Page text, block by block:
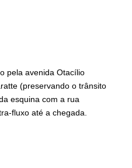
pela avenida Otacílio
(preservando o trânsito
esquina com a rua
fluxo até a chegada.